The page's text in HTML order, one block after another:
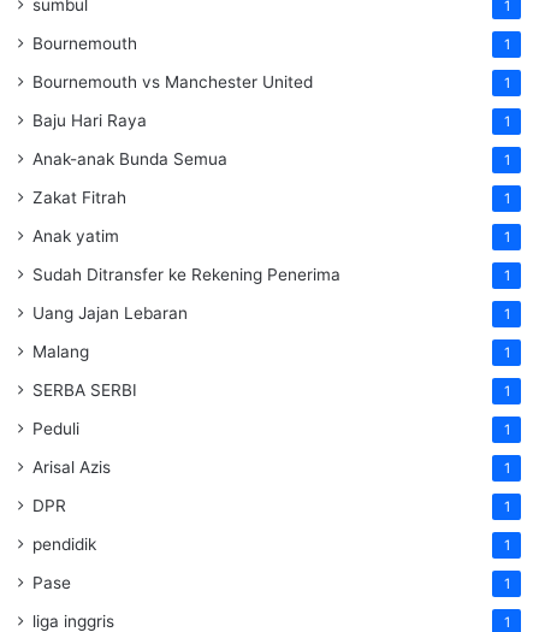
sumbul 1
Bournemouth 1
Bournemouth vs Manchester United 1
Baju Hari Raya 1
Anak-anak Bunda Semua 1
Zakat Fitrah 1
Anak yatim 1
Sudah Ditransfer ke Rekening Penerima 1
Uang Jajan Lebaran 1
Malang 1
SERBA SERBI 1
Peduli 1
Arisal Azis 1
DPR 1
pendidik 1
Pase 1
liga inggris 1